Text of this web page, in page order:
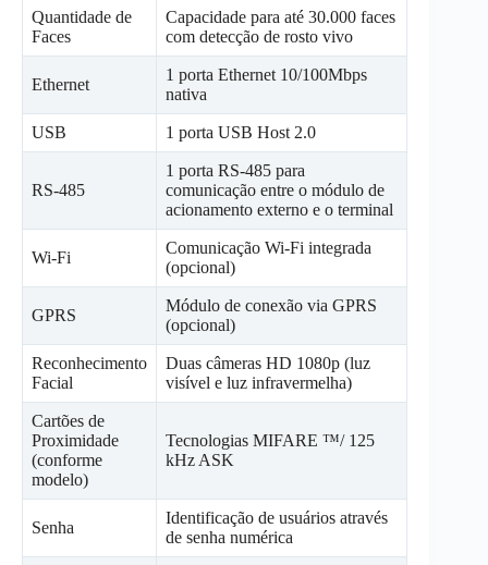
Quantidade de
Faces
Capacidade para até 30.000 faces
com detecção de rosto vivo
Ethernet
1 porta Ethernet 10/100Mbps
nativa
USB 1 porta USB Host 2.0
RS-485
1 porta RS-485 para
comunicação entre o módulo de
acionamento externo e o terminal
Wi-Fi
Comunicação Wi-Fi integrada
(opcional)
GPRS
Módulo de conexão via GPRS
(opcional)
Reconhecimento
Facial
Duas câmeras HD 1080p (luz
visível e luz infravermelha)
Cartões de
Proximidade
(conforme
modelo)
Tecnologias MIFARE ™/ 125
kHz ASK
Senha
Identificação de usuários através
de senha numérica